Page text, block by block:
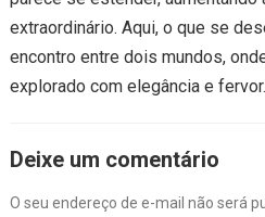
extraordinário. Aqui, o que se
encontro entre dois mundos,
explorado com elegância e fervor.
Deixe um comentário
O seu endereço de e-mail não será